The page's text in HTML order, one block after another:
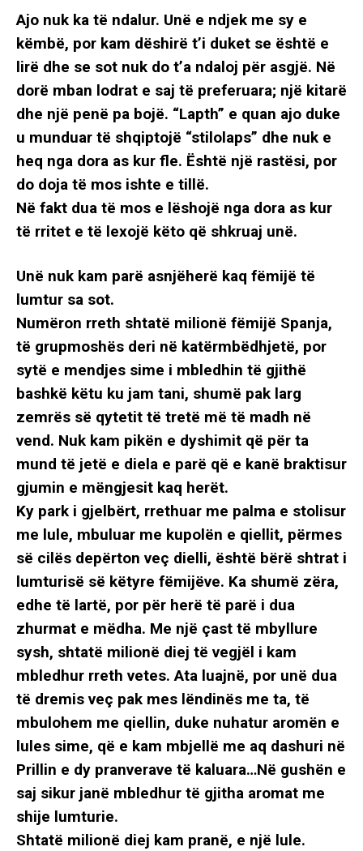
Ajo nuk ka të ndalur. Unë e ndjek me sy e
këmbë, por kam dëshirë t’i duket se është e
lirë dhe se sot nuk do t’a ndaloj për asgjë. Në
dorë mban lodrat e saj të preferuara; një kitarë
dhe një penë pa bojë. “Lapth” e quan ajo duke
u munduar të shqiptojë “stilolaps” dhe nuk e
heq nga dora as kur fle. Është një rastësi, por
do doja të mos ishte e tillë.
Në fakt dua të mos e lëshojë nga dora as kur
të rritet e të lexojë këto që shkruaj unë.
Unë nuk kam parë asnjëherë kaq fëmijë të
lumtur sa sot.
Numëron rreth shtatë milionë fëmijë Spanja,
të grupmoshës deri në katërmbëdhjetë, por
sytë e mendjes sime i mbledhin të gjithë
bashkë këtu ku jam tani, shumë pak larg
zemrës së qytetit të tretë më të madh në
vend. Nuk kam pikën e dyshimit që për ta
mund të jetë e diela e parë që e kanë braktisur
gjumin e mëngjesit kaq herët.
Ky park i gjelbërt, rrethuar me palma e stolisur
me lule, mbuluar me kupolën e qiellit, përmes
së cilës depërton veç dielli, është bërë shtrat i
lumturisë së këtyre fëmijëve. Ka shumë zëra,
edhe të lartë, por për herë të parë i dua
zhurmat e mëdha. Me një çast të mbyllure
sysh, shtatë milionë diej të vegjël i kam
mbledhur rreth vetes. Ata luajnë, por unë dua
të dremis veç pak mes lëndinës me ta, të
mbulohem me qiellin, duke nuhatur aromën e
lules sime, që e kam mbjellë me aq dashuri në
Prillin e dy pranverave të kaluara…Në gushën e
saj sikur janë mbledhur të gjitha aromat me
shije lumturie.
Shtatë milionë diej kam pranë, e një lule.